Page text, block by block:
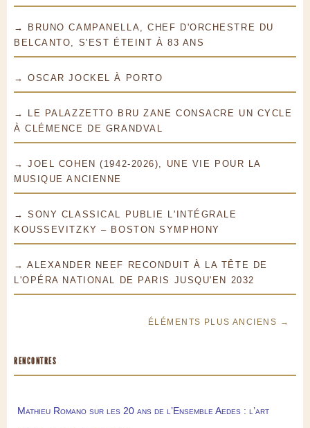
→ BRUNO CAMPANELLA, CHEF D'ORCHESTRE DU
BELCANTO, S'EST ÉTEINT À 83 ANS
→ OSCAR JOCKEL À PORTO
→ LE PALAZZETTO BRU ZANE CONSACRE UN CYCLE
À CLÉMENCE DE GRANDVAL
→ JOEL COHEN (1942-2026), UNE VIE POUR LA
MUSIQUE ANCIENNE
→ SONY CLASSICAL PUBLIE L'INTÉGRALE
KOUSSEVITZKY – BOSTON SYMPHONY
→ ALEXANDER NEEF RECONDUIT À LA TÊTE DE
L'OPÉRA NATIONAL DE PARIS JUSQU'EN 2032
ÉLÉMENTS PLUS ANCIENS →
RENCONTRES
Mathieu Romano sur les 20 ans de l’Ensemble Aedes : l’art